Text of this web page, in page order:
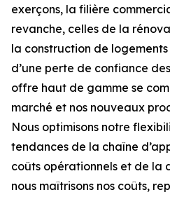
exerçons, la filière
revanche, celles de la
la construction de
d’une perte de confiance
offre haut de gamme se
marché et nos nouveaux
Nous optimisons notre
tendances de la chaîne
coûts opérationnels et de la
nous maîtrisons nos coûts,